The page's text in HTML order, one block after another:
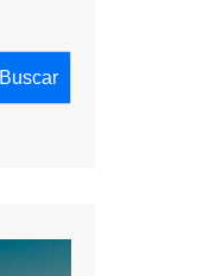
Buscar